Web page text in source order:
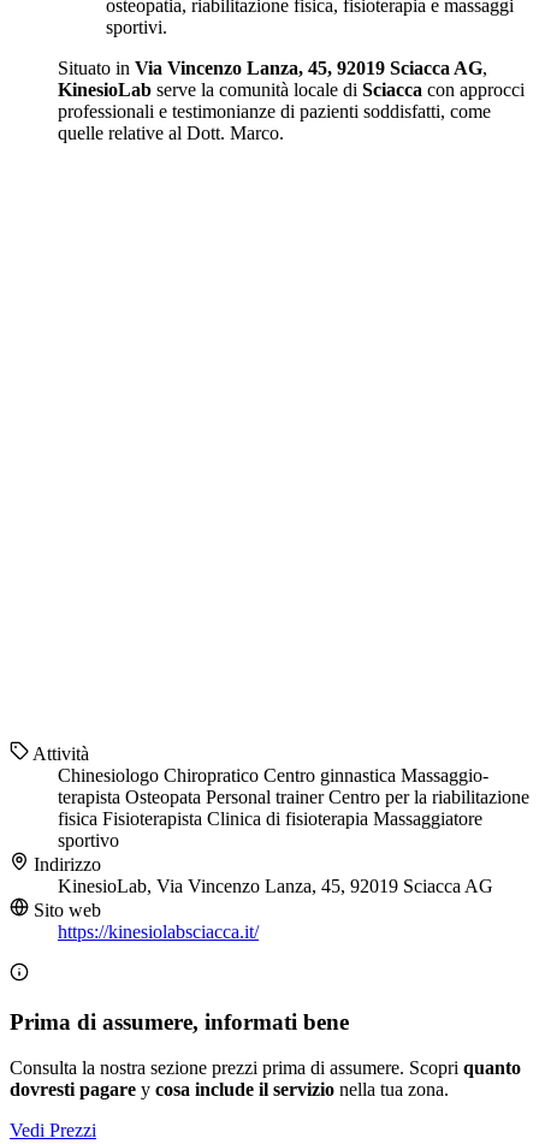
osteopatia, riabilitazione fisica, fisioterapia e massaggi
sportivi.
Situato in Via Vincenzo Lanza, 45, 92019 Sciacca AG,
KinesioLab serve la comunità locale di Sciacca con approcci
professionali e testimonianze di pazienti soddisfatti, come
quelle relative al Dott. Marco.
Attività
Chinesiologo Chiropratico Centro ginnastica Massaggio-
terapista Osteopata Personal trainerCentro per la riabilitazione
fisica Fisioterapista Clinica di fisioterapia Massaggiatore
sportivo
Indirizzo
KinesioLab, Via Vincenzo Lanza, 45, 92019 Sciacca AG
Sito web
https://kinesiolabsciacca.it/
Prima di assumere, informati bene
Consulta la nostra sezione prezzi prima di assumere. Scopri quanto
dovresti pagare y cosa include il servizio nella tua zona.
Vedi Prezzi